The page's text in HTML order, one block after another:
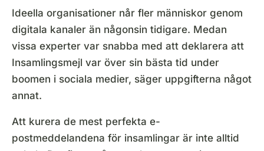
Ideella organisationer når fler människor genom
digitala kanaler än någonsin tidigare. Medan
vissa experter var snabba med att deklarera att
Insamlingsmejl var över sin bästa tid under
boomen i sociala medier, säger uppgifterna något
annat.
Att kurera de mest perfekta e-
postmeddelandena för insamlingar är inte alltid